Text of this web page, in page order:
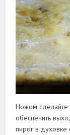
Ножом сделайте
обеспечить
пирог в духовке